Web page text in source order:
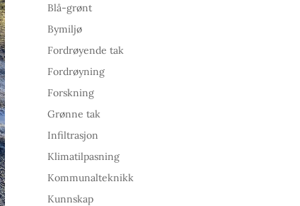
Blå-grønt
Bymiljø
Fordrøyende tak
Fordrøyning
Forskning
Grønne tak
Infiltrasjon
Klimatilpasning
Kommunalteknikk
Kunnskap